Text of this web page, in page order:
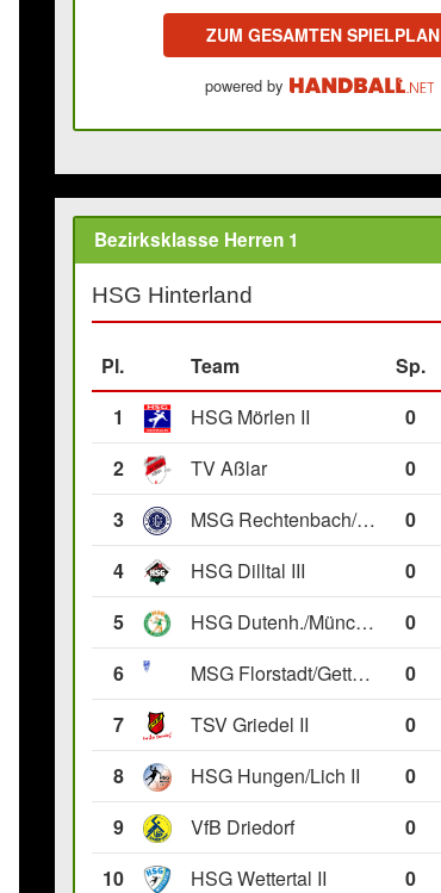
ZUM GESAMTEN SPIELPLAN
powered by
Bezirksklasse Herren 1
HSG Hinterland
Pl. Team Sp.
1
HSG Mörlen II 0
2
TV Aßlar 0
3
MSG Rechtenbach/Wetzlar II 0
4
HSG Dilltal III 0
5
HSG Dutenh./Münchholzh. IV 0
6
MSG Florstadt/Gettenau II 0
7
TSV Griedel II 0
8
HSG Hungen/Lich II 0
9
VfB Driedorf 0
10
HSG Wettertal II 0